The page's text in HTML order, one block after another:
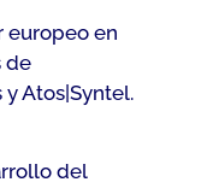
europeo en
de
Atos|Syntel.
del